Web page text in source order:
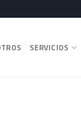
SERVICIOS